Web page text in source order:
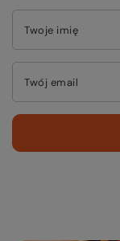
Twoje imię
Twój email